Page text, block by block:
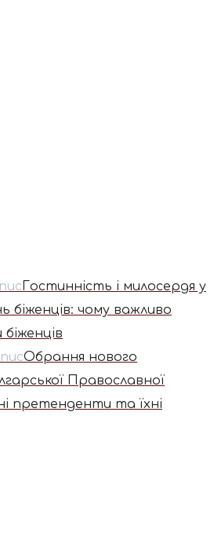
Гостинність і милосердя у
біженців: чому важливо
Обрання нового
Православної
претенденти та їхні